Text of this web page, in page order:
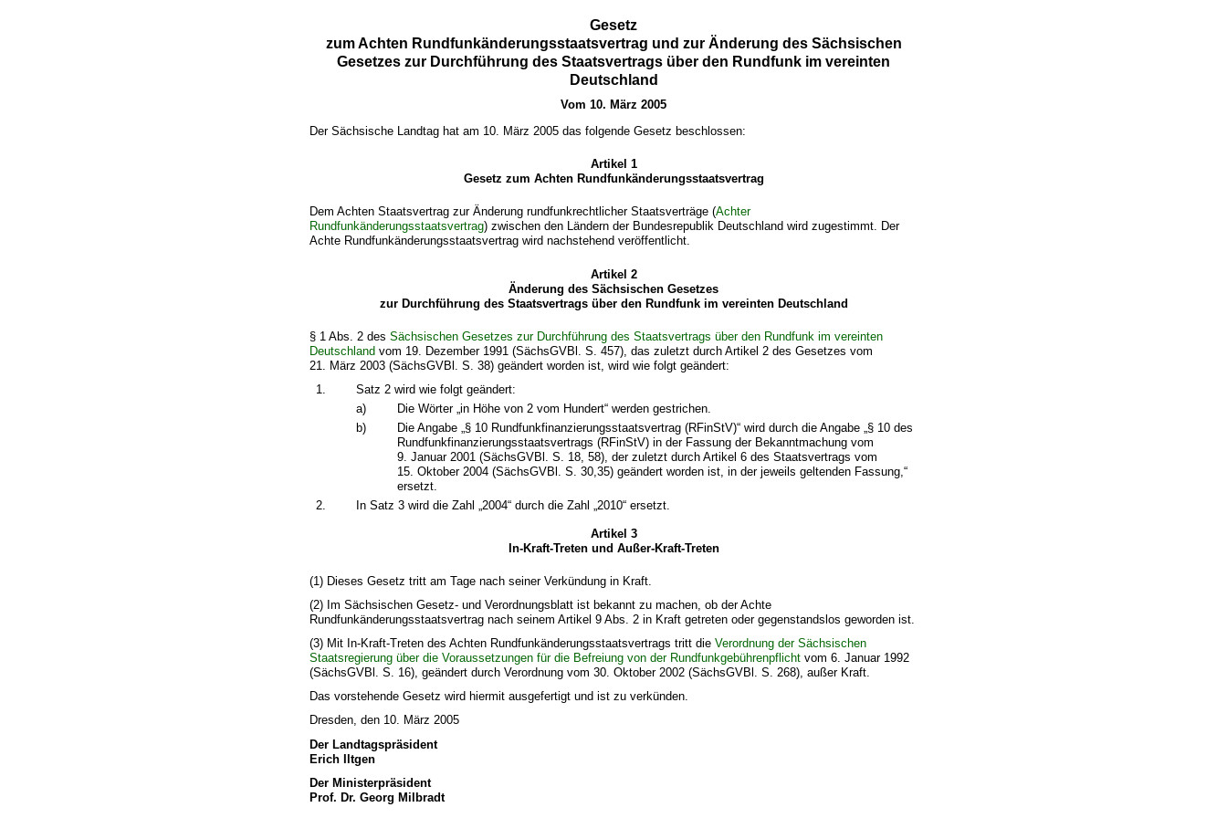
Gesetz
zum Achten Rundfunkänderungsstaatsvertrag und zur Änderung des Sächsischen
Gesetzes zur Durchführung des Staatsvertrags über den Rundfunk im vereinten
Deutschland
Vom 10. März 2005
Der Sächsische Landtag hat am 10. März 2005 das folgende Gesetz beschlossen:
Artikel 1
Gesetz zum Achten Rundfunkänderungsstaatsvertrag
Dem Achten Staatsvertrag zur Änderung rundfunkrechtlicher Staatsverträge (Achter
Rundfunkänderungsstaatsvertrag) zwischen den Ländern der Bundesrepublik Deutschland wird zugestimmt. Der
Achte Rundfunkänderungsstaatsvertrag wird nachstehend veröffentlicht.
Artikel 2
Änderung des Sächsischen Gesetzes
zur Durchführung des Staatsvertrags über den Rundfunk im vereinten Deutschland
§ 1 Abs. 2 desSächsischen Gesetzes zur Durchführung des Staatsvertrags über den Rundfunk im vereinten
Deutschland vom 19. Dezember 1991 (SächsGVBl. S. 457), das zuletzt durch Artikel 2 des Gesetzes vom
21. März 2003 (SächsGVBl. S. 38) geändert worden ist, wird wie folgt geändert:
1.
Satz 2 wird wie folgt geändert:
a)
Die Wörter „in Höhe von 2 vom Hundert“ werden gestrichen.
b)
Die Angabe „§ 10 Rundfunkfinanzierungsstaatsvertrag (RFinStV)“ wird durch die Angabe „§ 10 des
Rundfunkfinanzierungsstaatsvertrags (RFinStV) in der Fassung der Bekanntmachung vom
9. Januar 2001 (SächsGVBl. S. 18, 58), der zuletzt durch Artikel 6 des Staatsvertrags vom
15. Oktober 2004 (SächsGVBl. S. 30,35) geändert worden ist, in der jeweils geltenden Fassung,“
ersetzt.
2.
In Satz 3 wird die Zahl „2004“ durch die Zahl „2010“ ersetzt.
Artikel 3
In-Kraft-Treten und Außer-Kraft-Treten
(1) Dieses Gesetz tritt am Tage nach seiner Verkündung in Kraft.
(2) Im Sächsischen Gesetz- und Verordnungsblatt ist bekannt zu machen, ob der Achte
Rundfunkänderungsstaatsvertrag nach seinem Artikel 9 Abs. 2 in Kraft getreten oder gegenstandslos geworden ist.
(3) Mit In-Kraft-Treten des Achten Rundfunkänderungsstaatsvertrags tritt dieVerordnung der Sächsischen
Staatsregierung über die Voraussetzungen für die Befreiung von der Rundfunkgebührenpflicht vom 6. Januar 1992
(SächsGVBl. S. 16), geändert durch Verordnung vom 30. Oktober 2002 (SächsGVBl. S. 268), außer Kraft.
Das vorstehende Gesetz wird hiermit ausgefertigt und ist zu verkünden.
Dresden, den 10. März 2005
Der Landtagspräsident
Erich Iltgen
Der Ministerpräsident
Prof. Dr. Georg Milbradt